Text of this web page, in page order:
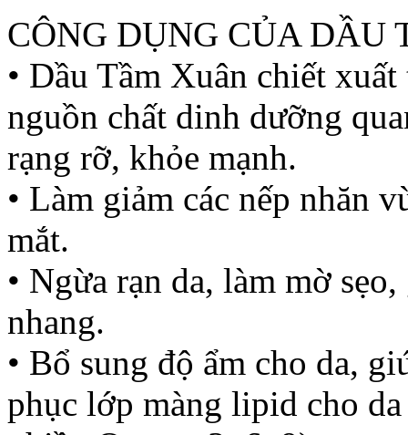
CÔNG DỤNG CỦA
• Dầu Tầm Xuân chiết
nguồn chất dinh dưỡng
rạng rỡ, khỏe mạnh.
• Làm giảm các nếp nhăn
mắt.
• Ngừa rạn da, làm mờ
nhang.
• Bổ sung độ ẩm cho da,
phục lớp màng lipid cho